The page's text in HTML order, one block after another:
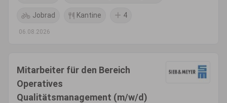
Jobrad Kantine 4
06.08.2026
Mitarbeiter für den Bereich
Operatives
Qualitätsmanagement (m/w/d)